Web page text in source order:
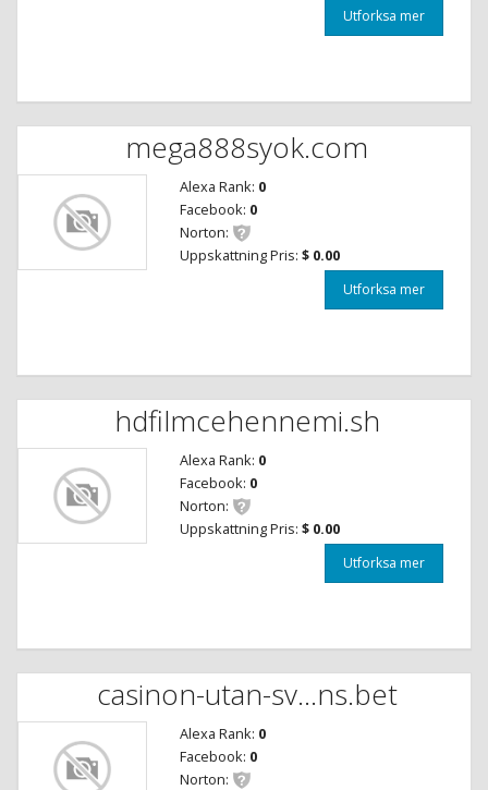
Utforksa mer
mega888syok.com
Alexa Rank: 0
Facebook: 0
Norton:
Uppskattning Pris: $ 0.00
Utforksa mer
hdfilmcehennemi.sh
Alexa Rank: 0
Facebook: 0
Norton:
Uppskattning Pris: $ 0.00
Utforksa mer
casinon-utan-sv...ns.bet
Alexa Rank: 0
Facebook: 0
Norton: